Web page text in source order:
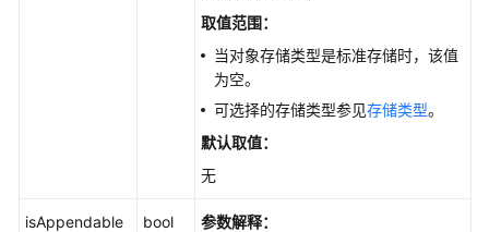
取值范围：
当对象存储类型是标准存储时，该值
为空。
可选择的存储类型参见存储类型。
默认取值：
无
isAppendable bool
参数解释：